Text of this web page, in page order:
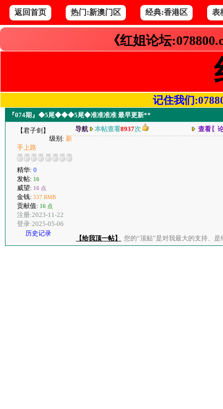
返回首页 热门:新澳门区 经典:香港区 表
《红姐论坛
记住我们
『074期』◆5尾◆◆◆5尾◆准准准准 最早更新**
【君子剑】
级别: 新
手上路
精华: 0
发帖: 16
威望: 16 点
金钱: 537 RMB
贡献值: 16 点
注册:2023-11-22
登录:2025-05-06
历史记录
导航 本帖查看8937次 查看〖
【给我顶一帖】 您的“顶贴”是对我最大的支持、